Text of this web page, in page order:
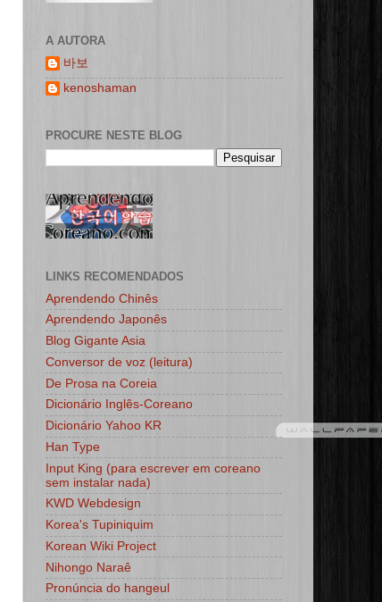
A AUTORA
바보
kenoshaman
PROCURE NESTE BLOG
LINKS RECOMENDADOS
Aprendendo Chinês
Aprendendo Japonês
Blog Gigante Asia
Conversor de voz (leitura)
De Prosa na Coreia
Dicionário Inglês-Coreano
Dicionário Yahoo KR
Han Type
Input King (para escrever em coreano
sem instalar nada)
KWD Webdesign
Korea's Tupiniquim
Korean Wiki Project
Nihongo Naraê
Pronúncia do hangeul